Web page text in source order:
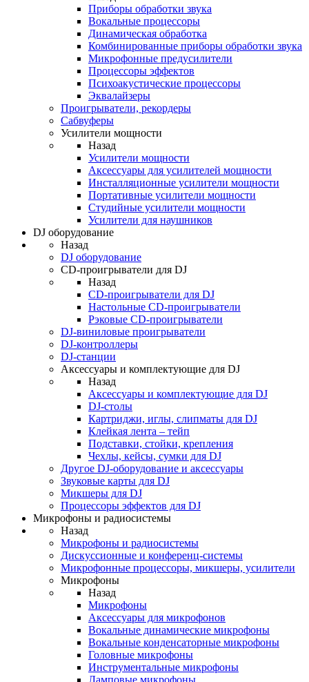
Приборы обработки звука
Вокальные процессоры
Динамическая обработка
Комбинированные приборы обработки звука
Микрофонные предусилители
Процессоры эффектов
Психоакустические процессоры
Эквалайзеры
Проигрыватели, рекордеры
Сабвуферы
Усилители мощности
Назад
Усилители мощности
Аксессуары для усилителей мощности
Инсталляционные усилители мощности
Портативные усилители мощности
Студийные усилители мощности
Усилители для наушников
DJ оборудование
Назад
DJ оборудование
CD-проигрыватели для DJ
Назад
CD-проигрыватели для DJ
Настольные CD-проигрыватели
Рэковые CD-проигрыватели
DJ-виниловые проигрыватели
DJ-контроллеры
DJ-станции
Аксессуары и комплектующие для DJ
Назад
Аксессуары и комплектующие для DJ
DJ-столы
Картриджи, иглы, слипматы для DJ
Клейкая лента – тейп
Подставки, стойки, крепления
Чехлы, кейсы, сумки для DJ
Другое DJ-оборудование и аксессуары
Звуковые карты для DJ
Микшеры для DJ
Процессоры эффектов для DJ
Микрофоны и радиосистемы
Назад
Микрофоны и радиосистемы
Дискуссионные и конференц-системы
Микрофонные процессоры, микшеры, усилители
Микрофоны
Назад
Микрофоны
Аксессуары для микрофонов
Вокальные динамические микрофоны
Вокальные конденсаторные микрофоны
Головные микрофоны
Инструментальные микрофоны
Ламповые микрофоны